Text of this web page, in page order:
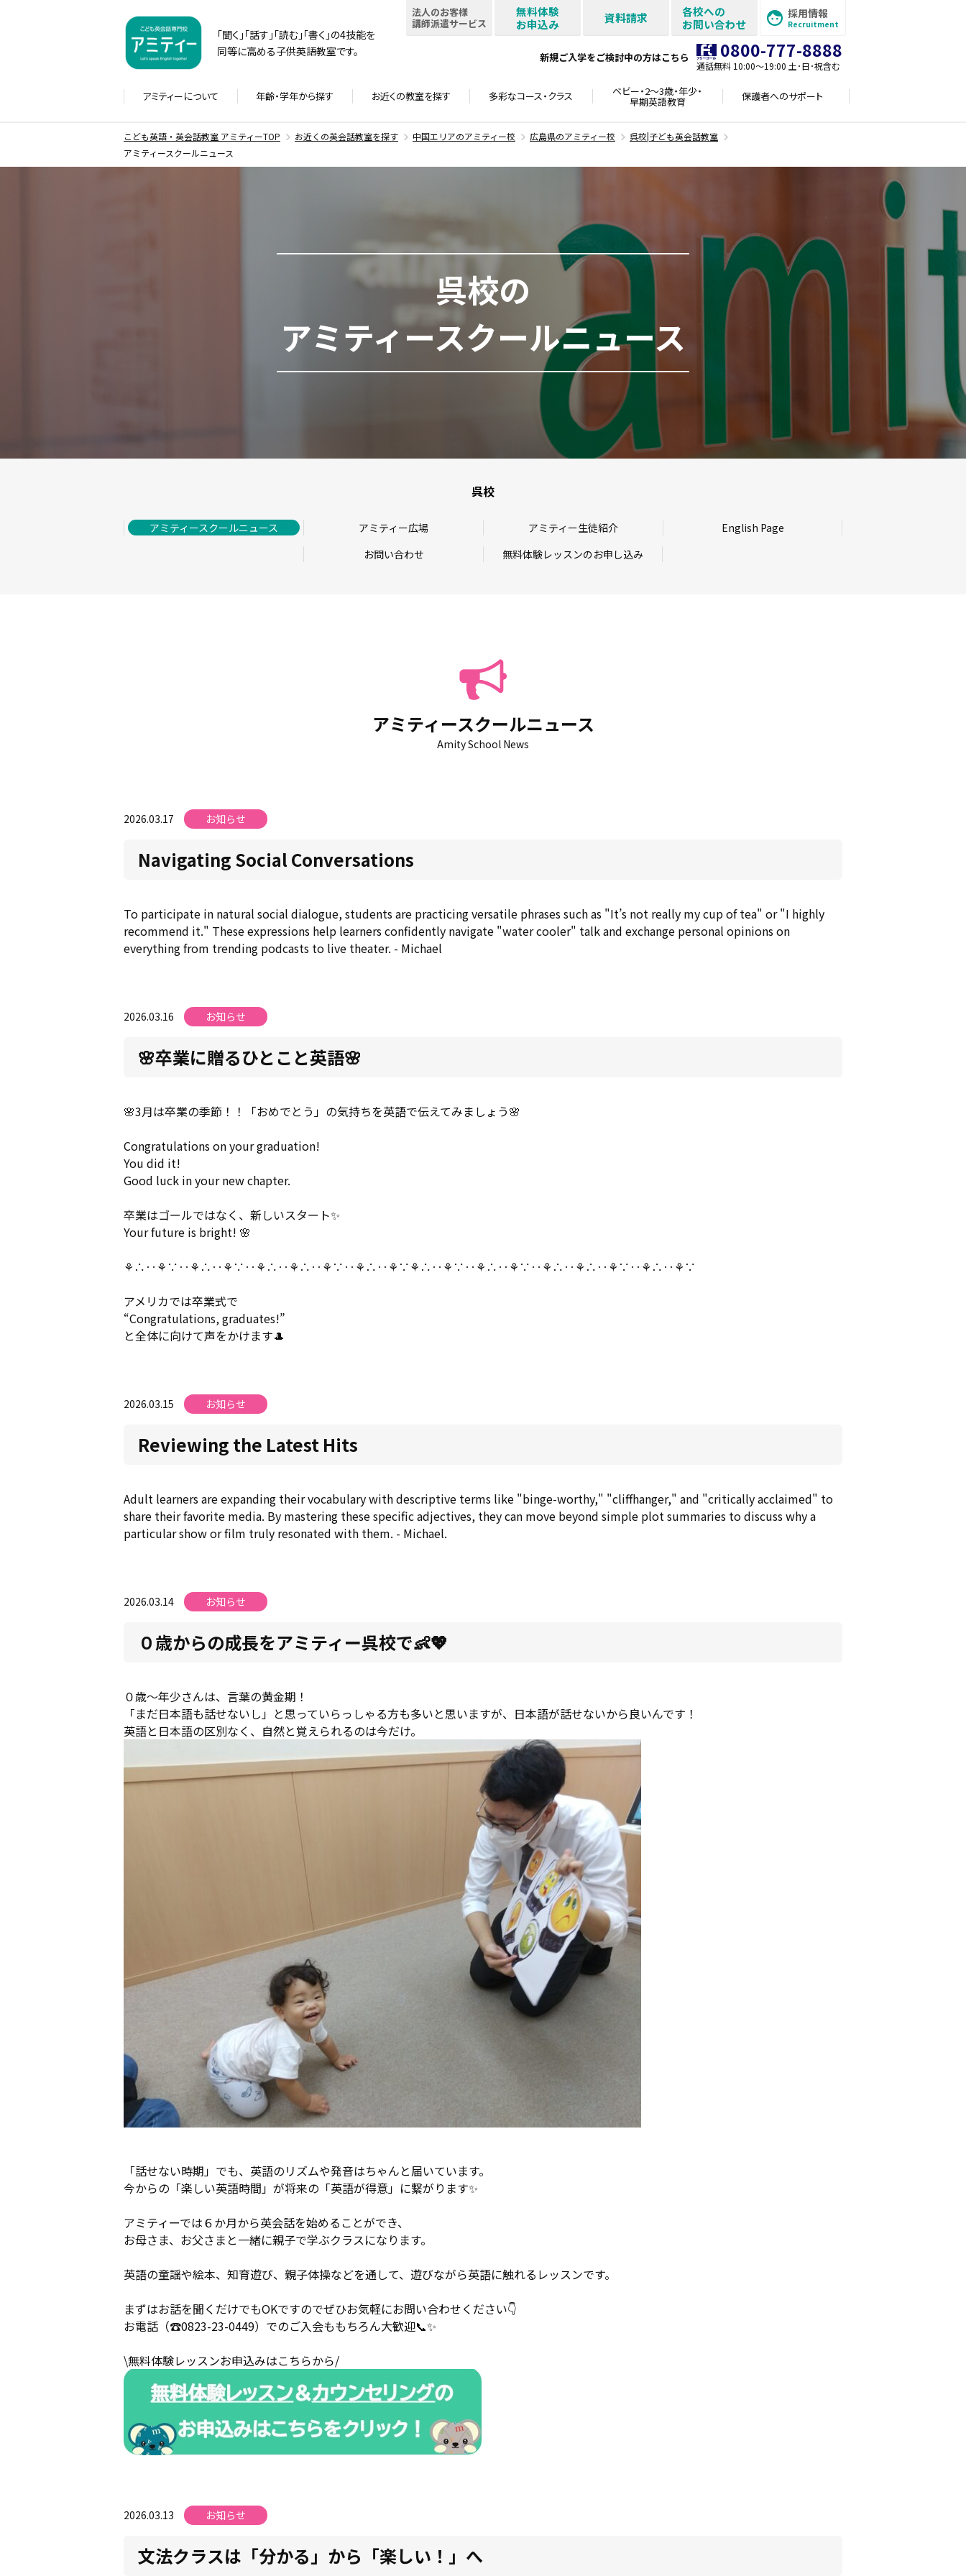
「聞く」「話す」「読む」「書く」の4技能を
同等に高める子供英語教室です。
法人のお客様
講師派遣サービス
無料体験
お申込み
資料請求
各校への
お問い合わせ
採用情報
Recruitment
新規ご入学をご検討中の方はこちら 0800-777-8888
通話無料 10:00〜19:00 土･日･祝含む
アミティーについて 年齢・学年から探す お近くの教室を探す 多彩なコース・クラス ベビー・2～3歳・年少・
早期英語教育 保護者へのサポート
こども英語・英会話教室 アミティーTOP お近くの英会話教室を探す 中国エリアのアミティー校 広島県のアミティー校
呉校|子ども英会話教室
アミティースクールニュース
呉校の
アミティースクールニュース
呉校
アミティースクールニュース アミティー広場 アミティー生徒紹介
English Page
お問い合わせ
無料体験レッスンのお申し込み
アミティースクールニュース
Amity School News
2026.03.17 お知らせ
Navigating Social Conversations
To participate in natural social dialogue, students are practicing versatile phrases such as "It’s not really my cup of tea" or "I highly
recommend it." These expressions help learners confidently navigate "water cooler" talk and exchange personal opinions on
everything from trending podcasts to live theater. - Michael
2026.03.16 お知らせ
🌸卒業に贈るひとこと英語🌸
🌸3月は卒業の季節！！「おめでとう」の気持ちを英語で伝えてみましょう🌸
Congratulations on your graduation!
You did it!
Good luck in your new chapter.
卒業はゴールではなく、新しいスタート✨
Your future is bright! 🌸
⚘∴‥⚘∵‥⚘∴‥⚘∵‥⚘∴‥⚘∴‥⚘∵‥⚘∴‥⚘∵⚘∴‥⚘∵‥⚘∴‥⚘∵‥⚘∴‥⚘∴‥⚘∵‥⚘∴‥⚘∵
アメリカでは卒業式で
“Congratulations, graduates!”
と全体に向けて声をかけます🎩
2026.03.15 お知らせ
Reviewing the Latest Hits
Adult learners are expanding their vocabulary with descriptive terms like "binge-worthy," "cliffhanger," and "critically acclaimed" to
share their favorite media. By mastering these specific adjectives, they can move beyond simple plot summaries to discuss why a
particular show or film truly resonated with them. - Michael.
2026.03.14 お知らせ
０歳からの成長をアミティー呉校で👶💖
０歳～年少さんは、言葉の黄金期！
「まだ日本語も話せないし」と思っていらっしゃる方も多いと思いますが、日本語が話せないから良いんです！
英語と日本語の区別なく、自然と覚えられるのは今だけ。
「話せない時期」でも、英語のリズムや発音はちゃんと届いています。
今からの「楽しい英語時間」が将来の「英語が得意」に繋がります✨
アミティーでは６か月から英会話を始めることができ、
お母さま、お父さまと一緒に親子で学ぶクラスになります。
英語の童謡や絵本、知育遊び、親子体操などを通して、遊びながら英語に触れるレッスンです。
まずはお話を聞くだけでもOKですのでぜひお気軽にお問い合わせください👇
お電話（☎0823-23-0449）でのご入会ももちろん大歓迎📞✨
\無料体験レッスンお申込みはこちらから/
2026.03.13 お知らせ
文法クラスは「分かる」から「楽しい！」へ